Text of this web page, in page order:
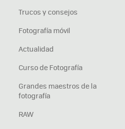
Trucos y consejos
Fotografía móvil
Actualidad
Curso de Fotografía
Grandes maestros de la
fotografía
RAW